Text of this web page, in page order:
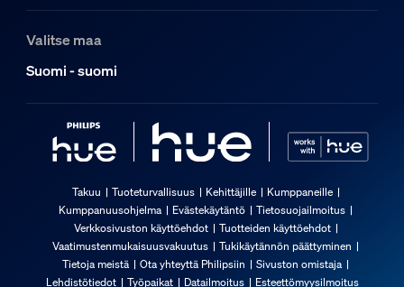
Valitse maa
Suomi - suomi
Takuu Tuoteturvallisuus Kehittäjille
Kumppaneille
Kumppanuusohjelma
Evästekäytäntö
Tietosuojailmoitus
Verkkosivuston käyttöehdot
Tuotteiden käyttöehdot
Vaatimustenmukaisuusvakuutus
Tukikäytännön päättyminen
Tietoja meistä
Ota yhteyttä Philipsiin
Sivuston omistaja
Lehdistötiedot
Työpaikat Datailmoitus Esteettömyysilmoitus